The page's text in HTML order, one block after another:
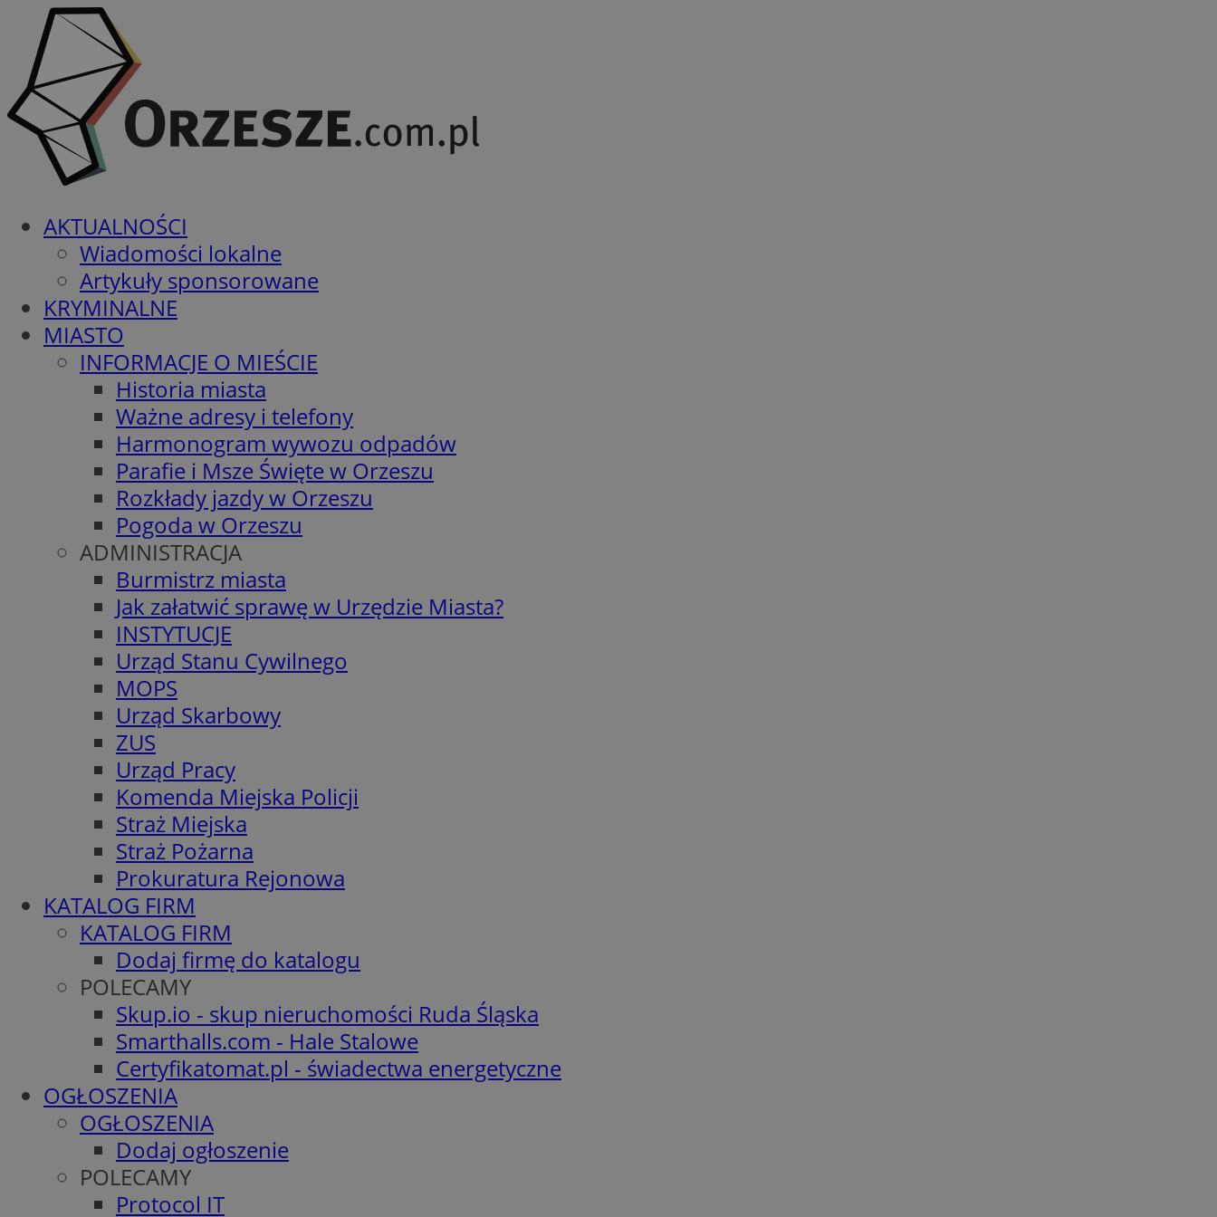
AKTUALNOŚCI
Wiadomości lokalne
Artykuły sponsorowane
KRYMINALNE
MIASTO
INFORMACJE O MIEŚCIE
Historia miasta
Ważne adresy i telefony
Harmonogram wywozu odpadów
Parafie i Msze Święte w Orzeszu
Rozkłady jazdy w Orzeszu
Pogoda w Orzeszu
ADMINISTRACJA
Burmistrz miasta
Jak załatwić sprawę w Urzędzie Miasta?
INSTYTUCJE
Urząd Stanu Cywilnego
MOPS
Urząd Skarbowy
ZUS
Urząd Pracy
Komenda Miejska Policji
Straż Miejska
Straż Pożarna
Prokuratura Rejonowa
KATALOG FIRM
KATALOG FIRM
Dodaj firmę do katalogu
POLECAMY
Skup.io - skup nieruchomości Ruda Śląska
Smarthalls.com - Hale Stalowe
Certyfikatomat.pl - świadectwa energetyczne
OGŁOSZENIA
OGŁOSZENIA
Dodaj ogłoszenie
POLECAMY
Protocol IT